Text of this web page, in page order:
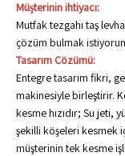
Müşterinin ihtiyacı:
Mutfak tezgahı taş
çözüm bulmak
Tasarım Çözümü:
Entegre tasarım fikri,
makinesiyle birleştirir.
kesme hızıdır; Su jeti,
şekilli köşeleri kesmek
müşterinin tek kesme